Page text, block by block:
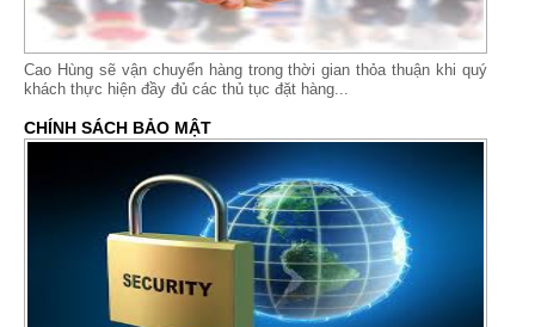
Cao Hùng sẽ vận chuyển hàng trong thời gian thỏa thuận khi quý
khách thực hiện đầy đủ các thủ tục đặt hàng...
CHÍNH SÁCH BẢO MẬT